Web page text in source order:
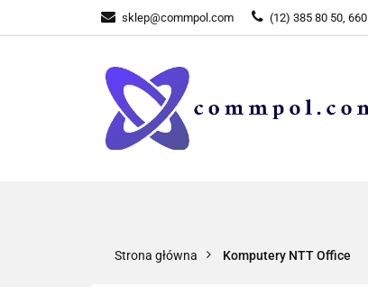
sklep@commpol.com (12) 385 80 50,
Strona główna Komputery NTT Office